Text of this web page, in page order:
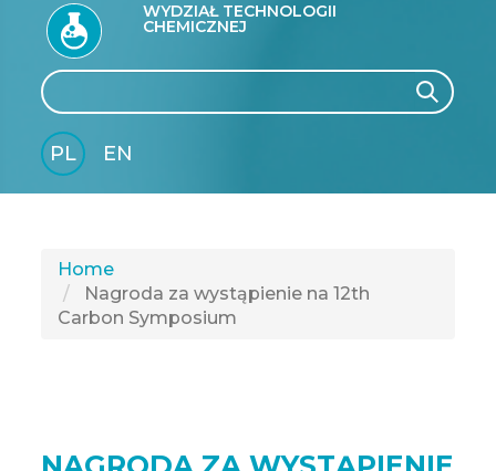
WYDZIAŁ TECHNOLOGII
CHEMICZNEJ
Search Search
PL
EN
Home
Nagroda za wystąpienie na 12th
Carbon Symposium